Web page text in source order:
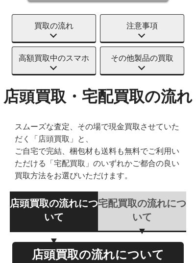
買取の流れ 注意事項
高額買取中のスマホ その他製品の買取
店頭買取・宅配買取の流れ
スムーズな査定、その場で現金買取させていた
だく「店頭買取」と、
ご自宅で完結、梱包材も送料も無料でご利用い
ただける「宅配買取」のいずれかご都合の良い
買取方法をお選びいただけます。
店頭買取の流れにつ
いて
宅配買取の流れにつ
いて
店頭買取の流れについて